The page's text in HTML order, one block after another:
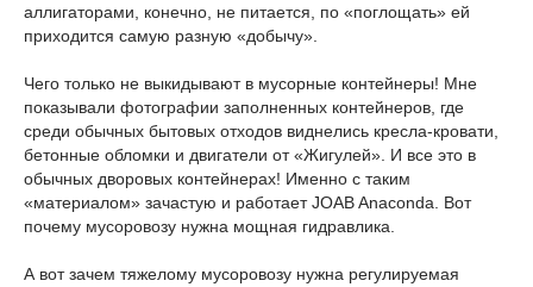
аллигаторами, конечно, не питается, по «поглощать» ей
приходится самую разную «добычу».
Чего только не выкидывают в мусорные контейнеры! Мне
показывали фотографии заполненных контейнеров, где
среди обычных бытовых отходов виднелись кресла-кровати,
бетонные обломки и двигатели от «Жигулей». И все это в
обычных дворовых контейнерах! Именно с таким
«материалом» зачастую и работает JOAB Anaconda. Вот
почему мусоровозу нужна мощная гидравлика.
А вот зачем тяжелому мусоровозу нужна регулируемая